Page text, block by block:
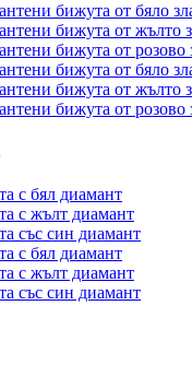
бижута от бяло
бижута от жълто
бижута от розово
бижута от бяло
бижута от жълто
бижута от розово
с бял диамант
с жълт диамант
със син диамант
с бял диамант
с жълт диамант
със син диамант